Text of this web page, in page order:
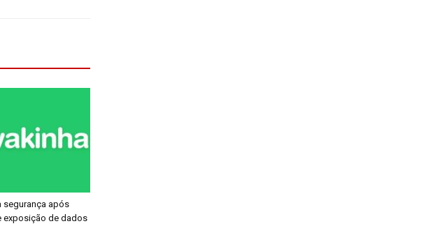
segurança após
exposição de dados